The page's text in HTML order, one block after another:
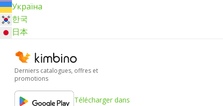
Україна
한국
日本
Derniers catalogues, offres et
promotions
Télécharger dans